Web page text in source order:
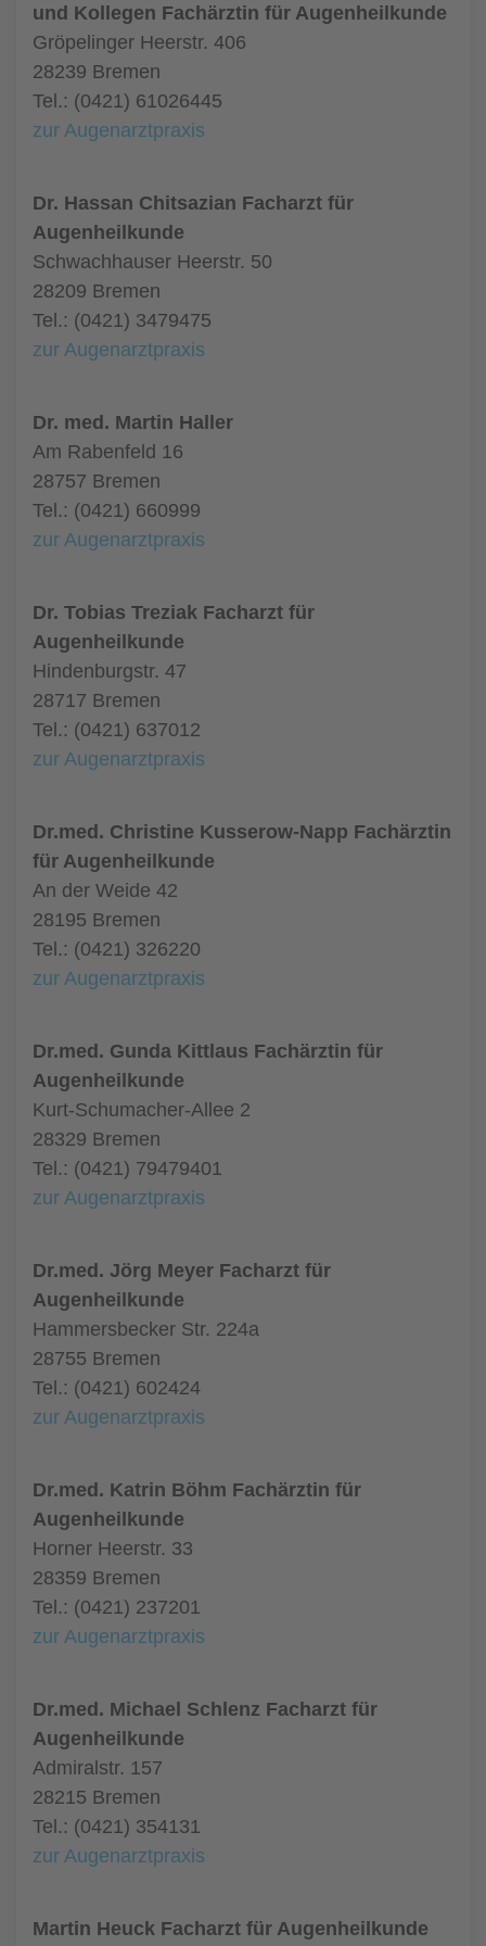
und Kollegen Fachärztin für Augenheilkunde
Gröpelinger Heerstr. 406
28239 Bremen
Tel.: (0421) 61026445
zur Augenarztpraxis
Dr. Hassan Chitsazian Facharzt für
Augenheilkunde
Schwachhauser Heerstr. 50
28209 Bremen
Tel.: (0421) 3479475
zur Augenarztpraxis
Dr. med. Martin Haller
Am Rabenfeld 16
28757 Bremen
Tel.: (0421) 660999
zur Augenarztpraxis
Dr. Tobias Treziak Facharzt für
Augenheilkunde
Hindenburgstr. 47
28717 Bremen
Tel.: (0421) 637012
zur Augenarztpraxis
Dr.med. Christine Kusserow-Napp Fachärztin
für Augenheilkunde
An der Weide 42
28195 Bremen
Tel.: (0421) 326220
zur Augenarztpraxis
Dr.med. Gunda Kittlaus Fachärztin für
Augenheilkunde
Kurt-Schumacher-Allee 2
28329 Bremen
Tel.: (0421) 79479401
zur Augenarztpraxis
Dr.med. Jörg Meyer Facharzt für
Augenheilkunde
Hammersbecker Str. 224a
28755 Bremen
Tel.: (0421) 602424
zur Augenarztpraxis
Dr.med. Katrin Böhm Fachärztin für
Augenheilkunde
Horner Heerstr. 33
28359 Bremen
Tel.: (0421) 237201
zur Augenarztpraxis
Dr.med. Michael Schlenz Facharzt für
Augenheilkunde
Admiralstr. 157
28215 Bremen
Tel.: (0421) 354131
zur Augenarztpraxis
Martin Heuck Facharzt für Augenheilkunde